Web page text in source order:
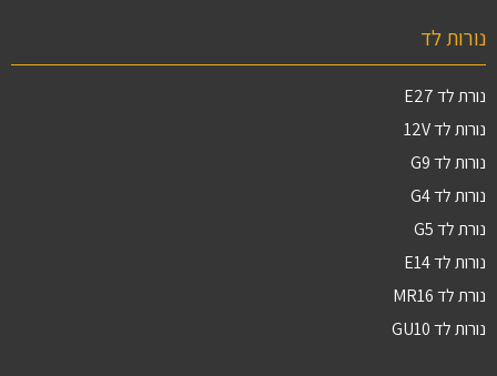
נורות לד
נורת לד E27
נורות לד 12V
נורות לד G9
נורות לד G4
נורת לד G5
נורות לד E14
נורת לד MR16
נורות לד GU10